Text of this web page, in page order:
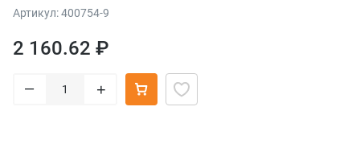
Артикул: 400754-9
2 160.62 ₽
– +